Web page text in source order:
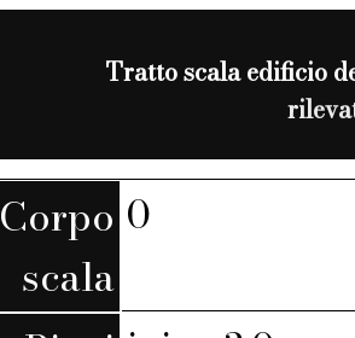
Tratto scala edificio
Corpo
scala
0